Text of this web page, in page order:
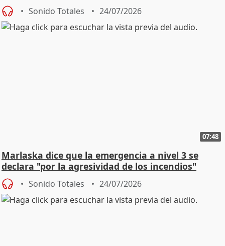
Sonido Totales 24/07/2026
07:48
Marlaska dice que la emergencia a nivel 3 se
declara "por la agresividad de los incendios"
Sonido Totales 24/07/2026